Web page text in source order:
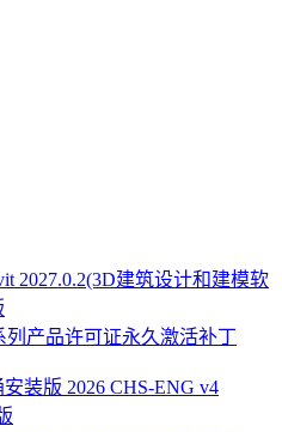
2027.0.2(3D建筑设计和建模软
列产品许可证永久激活补丁
装版 2026 CHS-ENG v4